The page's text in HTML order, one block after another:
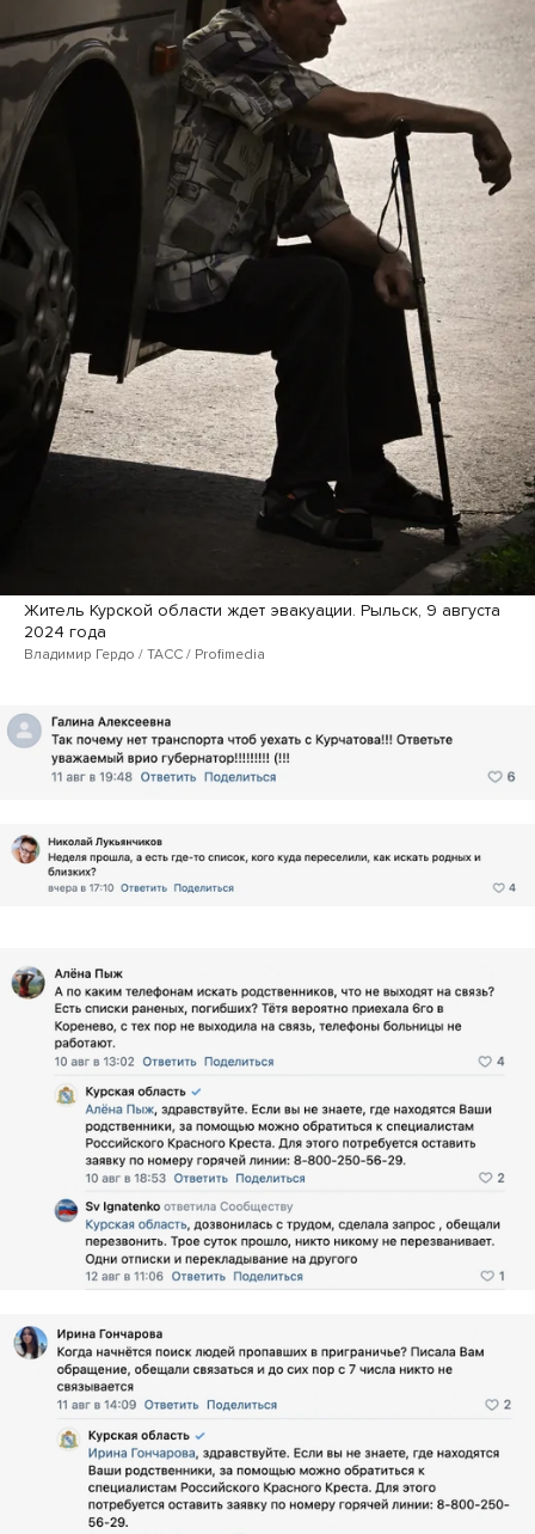
Житель Курской области ждет эвакуации. Рыльск, 9 августа
2024 года
Владимир Гердо / ТАСС / Profimedia